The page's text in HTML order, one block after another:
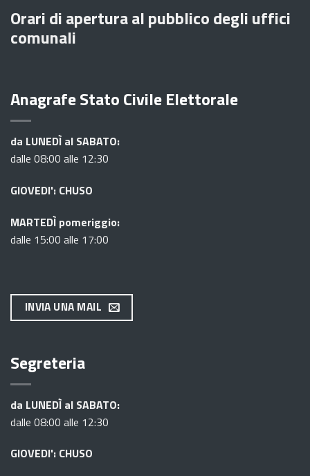
Orari di apertura al pubblico degli uffici
comunali
Anagrafe Stato Civile Elettorale
da LUNEDÌ al SABATO:
dalle 08:00 alle 12:30
GIOVEDI': CHUSO
MARTEDÌ pomeriggio:
dalle 15:00 alle 17:00
INVIA UNA MAIL
Segreteria
da LUNEDÌ al SABATO:
dalle 08:00 alle 12:30
GIOVEDI': CHUSO